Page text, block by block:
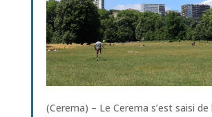
(Cerema) – Le Cerema s’est saisi